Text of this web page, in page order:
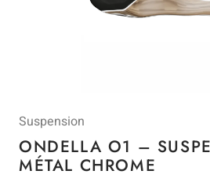
Suspension
ONDELLA O1 –
MÉTAL CHROME